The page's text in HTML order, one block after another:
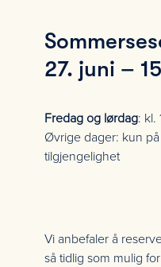
27. juni –
Fredag og lørdag: kl.
Øvrige dager: kun
tilgjengelighet
Vi anbefaler å
så tidlig som mulig